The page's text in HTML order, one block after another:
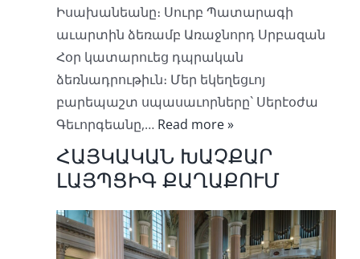
Իսախանեանը։ Սուրբ Պատարագի
աւարտին ձեռամբ Առաջնորդ Սրբազան
Հօր կատարուեց դպրական
ձեռնադրութիւն։ Մեր եկեղեցւոյ
բարեպաշտ սպասաւորները` Սերէօժա
Գեւորգեանը,… Read more »
ՀԱՅԿԱԿԱՆ ԽԱՉՔԱՐ
ԼԱՅՊՑԻԳ ՔԱՂԱՔՈՒՄ